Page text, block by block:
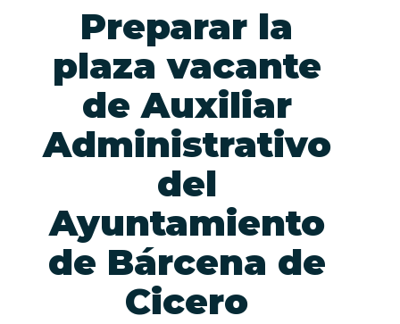
Preparar la
plaza vacante
de Auxiliar
Administrativo
del
Ayuntamiento
de Bárcena de
Cicero